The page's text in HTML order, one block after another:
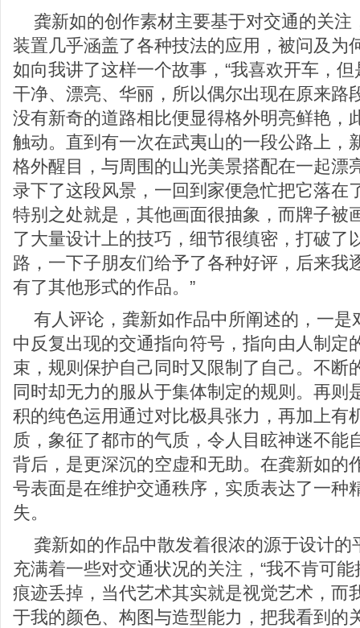
龚新如的创作素材主要基于对交通的关
装置几乎涵盖了各种技法的应用，被问及为
如向我讲了这样一个故事，“我喜欢开车，
干净、漂亮、华丽，所以偶尔出现在原来路
没有新奇的道路相比便显得格外明亮鲜艳，
触动。直到有一次在武夷山的一段公路上，
格外醒目，与周围的山光美景搭配在一起漂
录下了这段风景，一回到家便急忙把它落在
特别之处就是，其他画面很抽象，而牌子被
了大量设计上的技巧，细节很缜密，打破了
路，一下子朋友们给予了各种好评，后来我
有了其他形式的作品。”
有人评论，龚新如作品中所阐述的，一
中反复出现的交通指向符号，指向由人制定
束，规则保护自己同时又限制了自己。不断
同时却无力的服从于集体制定的规则。再则
积的纯色运用通过对比极具张力，再加上有
质，象征了都市的气质，令人目眩神迷不能
背后，是更深沉的空虚和无助。在龚新如的
号表面是在维护交通秩序，实质表达了一种
失。
龚新如的作品中散发着很浓的源于设计
充满着一些对交通状况的关注，“我不肯可
痕迹丢掉，当代艺术其实就是视觉艺术，而
于我的颜色、构图与造型能力，把我看到的